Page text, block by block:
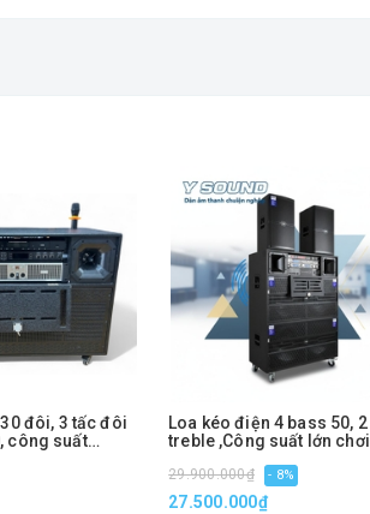
đôi, 3 tấc đôi
công suất
Loa kéo điện 4 bass 50, 2
treble ,Công suất lớn chơi
29.900.000₫ - 8%
27.500.000₫